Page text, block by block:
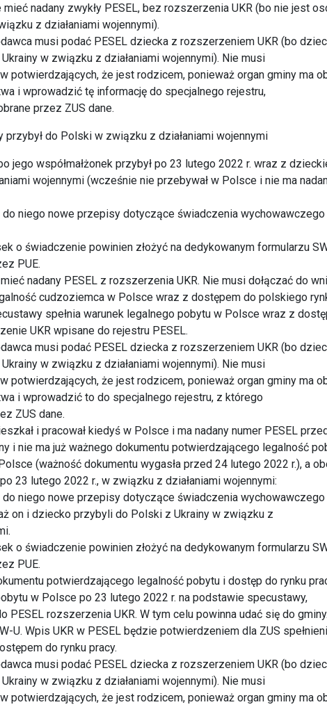
nadany zwykły PESEL, bez rozszerzenia UKR (bo nie jest
z działaniami wojennymi).
musi podać PESEL dziecka z rozszerzeniem UKR (bo
w związku z działaniami wojennymi). Nie musi
potwierdzających, że jest rodzicem, ponieważ organ gminy ma
i wprowadzić tę informację do specjalnego rejestru,
przez ZUS dane.
przybył do Polski w związku z działaniami wojennymi
jego współmałżonek przybył po 23 lutego 2022 r. wraz z
wojennymi (wcześnie nie przebywał w Polsce i nie ma
niego nowe przepisy dotyczące świadczenia
o świadczenie powinien złożyć na dedykowanym formularzu
PUE.
nadany PESEL z rozszerzenia UKR. Nie musi dołączać do
cudzoziemca w Polsce wraz z dostępem do polskiego
spełnia warunek legalnego pobytu w Polsce wraz z
UKR wpisane do rejestru PESEL.
musi podać PESEL dziecka z rozszerzeniem UKR (bo
w związku z działaniami wojennymi). Nie musi
potwierdzających, że jest rodzicem, ponieważ organ gminy ma
i wprowadzić to do specjalnego rejestru, z którego
ZUS dane.
i pracował kiedyś w Polsce i ma nadany numer PESEL
i nie ma już ważnego dokumentu potwierdzającego legalność
(ważność dokumentu wygasła przed 24 lutego 2022 r.), a
23 lutego 2022 r., w związku z działaniami wojennymi:
niego nowe przepisy dotyczące świadczenia
on i dziecko przybyli do Polski z Ukrainy w związku z
o świadczenie powinien złożyć na dedykowanym formularzu
PUE.
potwierdzającego legalność pobytu i dostęp do rynku
w Polsce po 23 lutego 2022 r. na podstawie specustawy,
PESEL rozszerzenia UKR. W tym celu powinna udać się do
U. Wpis UKR w PESEL będzie potwierdzeniem dla ZUS
do rynku pracy.
musi podać PESEL dziecka z rozszerzeniem UKR (bo
w związku z działaniami wojennymi). Nie musi
potwierdzających, że jest rodzicem, ponieważ organ gminy ma